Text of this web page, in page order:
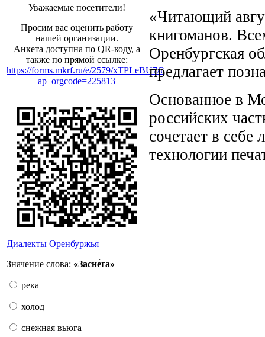
Уважаемые посетители!
Просим вас оценить работу
нашей организации.
Анкета доступна по QR-коду, а
также по прямой ссылке:
https://forms.mkrf.ru/e/2579/xTPLeBU7/?
ap_orgcode=225813
Диалекты Оренбуржья
Значение слова: «Засне́га»
река
холод
снежная вьюга
«Читающий
книгоманов.
Оренбургская
предлагает
Основанное в
российских
сочетает в
технологии